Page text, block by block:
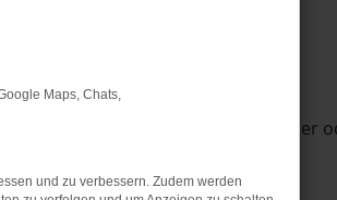
die Seite in einem anderen Browser
Maps, Chats,
und zu verbessern. Zudem werden